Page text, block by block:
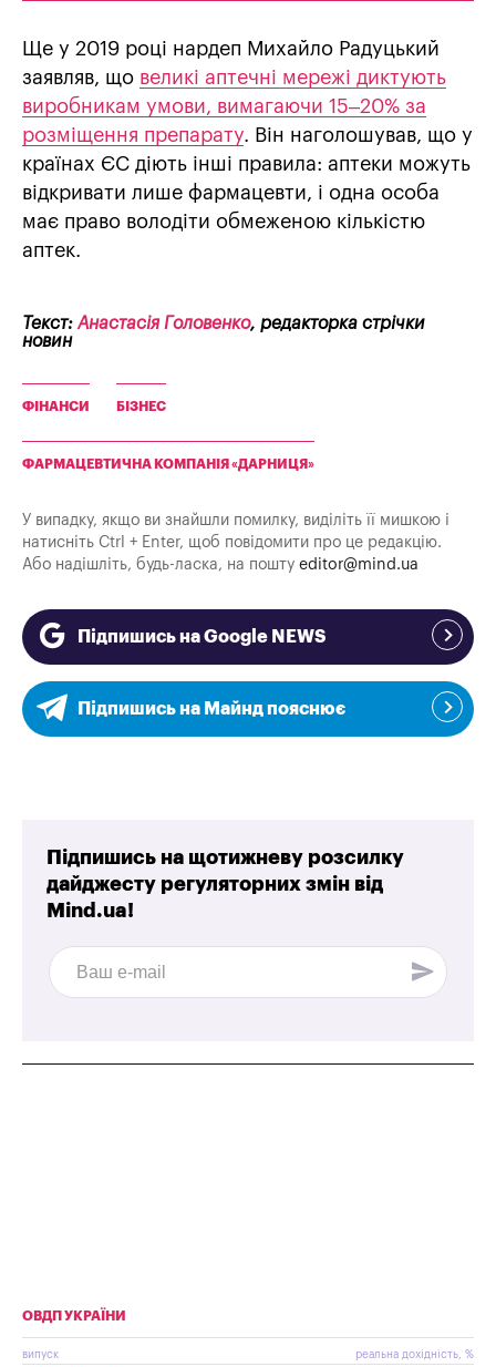
Ще у 2019 році нардеп Михайло Радуцький
заявляв, що великі аптечні мережі диктують
виробникам умови, вимагаючи 15–20% за
розміщення препарату. Він наголошував, що у
країнах ЄС діють інші правила: аптеки можуть
відкривати лише фармацевти, і одна особа
має право володіти обмеженою кількістю
аптек.
Текст: Анастасія Головенко, редакторка стрічки
новин
ФІНАНСИ БІЗНЕС
ФАРМАЦЕВТИЧНА КОМПАНІЯ «ДАРНИЦЯ»
У випадку, якщо ви знайшли помилку, виділіть її мишкою і
натисніть Ctrl + Enter, щоб повідомити про це редакцію.
Або надішліть, будь-ласка, на пошту editor@mind.ua
Підпишись на Google NEWS
Підпишись на Майнд пояснює
Підпишись на щотижневу розсилку
дайджесту регуляторних змін від
Mind.ua!
ОВДП УКРАЇНИ
випуск реальна дохідність, %